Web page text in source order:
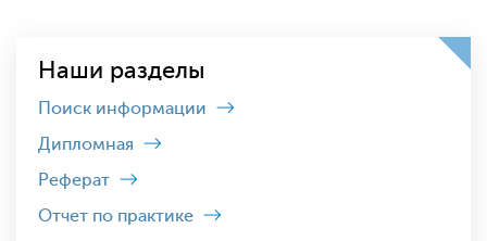
Наши разделы
Поиск информации
Дипломная
Реферат
Отчет по практике